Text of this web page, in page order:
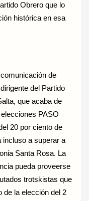
Obrero que lo
histórica en esa
de
del Partido
que acaba de
PASO
20 por ciento de
incluso a superar a
Santa Rosa. La
pueda proveerse
trotskistas que
de la elección del 2